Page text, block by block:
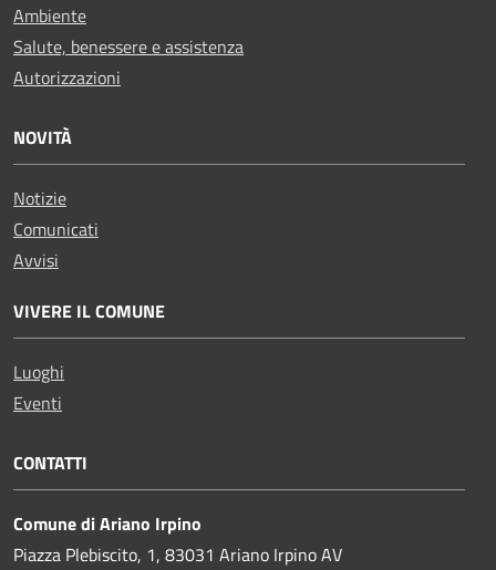
Ambiente
Salute, benessere e assistenza
Autorizzazioni
NOVITÀ
Notizie
Comunicati
Avvisi
VIVERE IL COMUNE
Luoghi
Eventi
CONTATTI
Comune di Ariano Irpino
Piazza Plebiscito, 1, 83031 Ariano Irpino AV